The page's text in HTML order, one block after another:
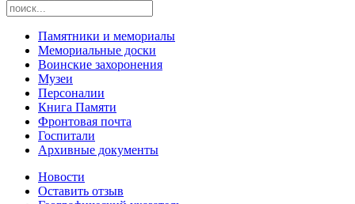
Памятники и мемориалы
Мемориальные доски
Воинские захоронения
Музеи
Персоналии
Книга Памяти
Фронтовая почта
Госпитали
Архивные документы
Новости
Оставить отзыв